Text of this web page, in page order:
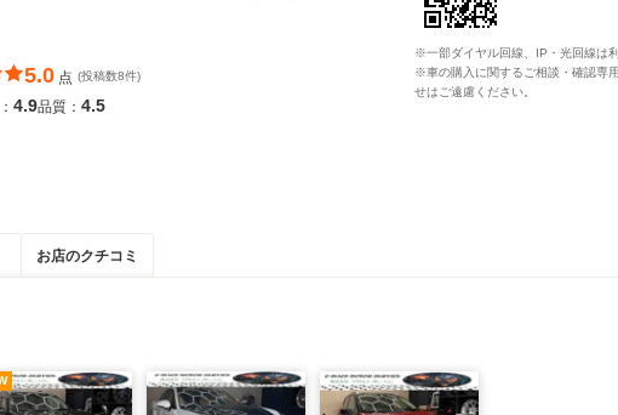
5.0 点 (投稿数8件)
4.9品質： 4.5
※一部ダイヤル回線、IP・光回線は利
※車の購入に関するご相談・確認専
せはご遠慮ください。
お店のクチコミ